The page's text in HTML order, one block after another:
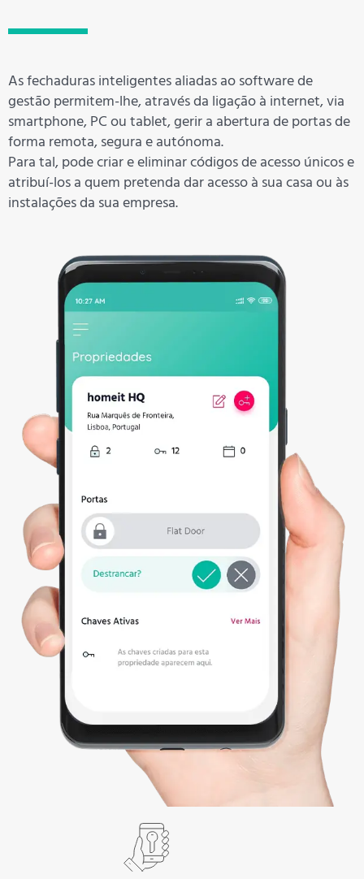
As fechaduras inteligentes aliadas ao software de
gestão permitem-lhe, através da ligação à internet, via
smartphone, PC ou tablet, gerir a abertura de portas de
forma remota, segura e autónoma.
Para tal, pode criar e eliminar códigos de acesso únicos e
atribuí-los a quem pretenda dar acesso à sua casa ou às
instalações da sua empresa.